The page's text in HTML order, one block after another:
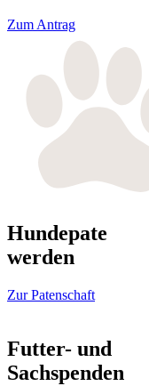
Zum Antrag
Hundepate
werden
Zur Patenschaft
Futter- und
Sachspenden